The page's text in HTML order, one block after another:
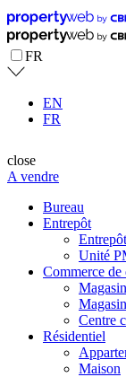
FR
EN
FR
close
A vendre
Bureau
Entrepôt
Unité
Commerce de
Centre
Résidentiel
Maison